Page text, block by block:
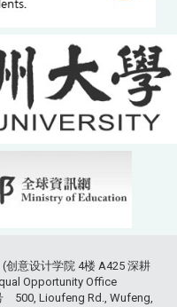
意设计学院 4楼 A425 深耕
Opportunity Office
500, Lioufeng Rd., Wufeng,